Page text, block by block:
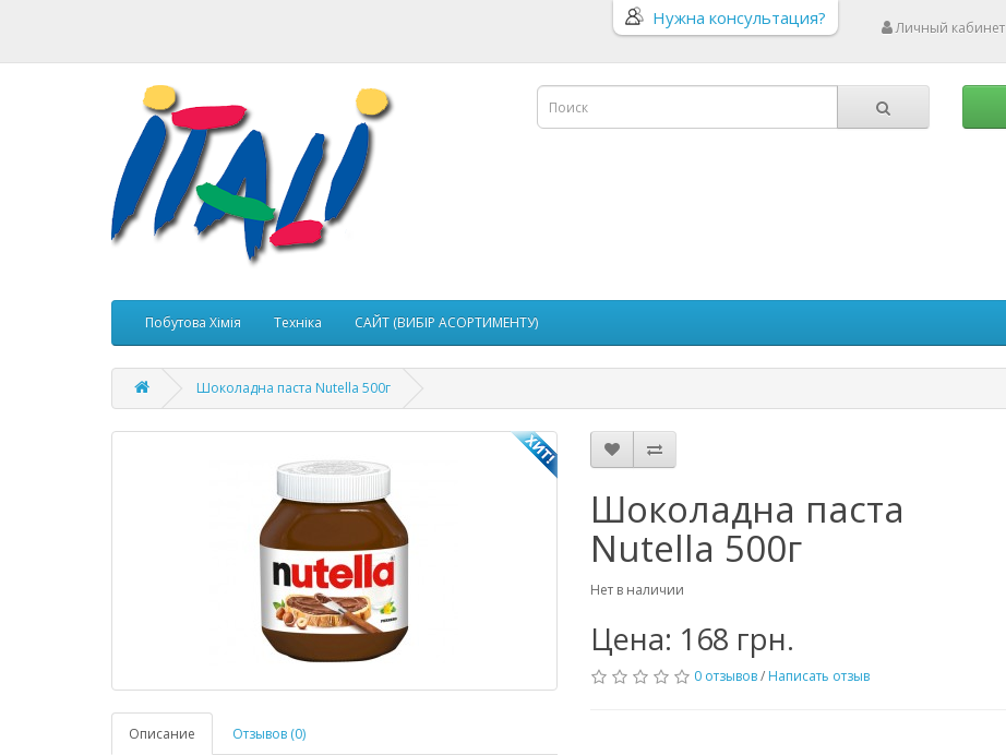
Личный кабинет
Нужна консультация?
Побутова Хімія Техніка САЙТ (ВИБІР АСОРТИМЕНТУ)
Шоколадна паста Nutella 500г
Описание Отзывов (0)
Шоколадна паста
Nutella 500г
Нет в наличии
Цена: 168 грн.
0 отзывов/ Написать отзыв